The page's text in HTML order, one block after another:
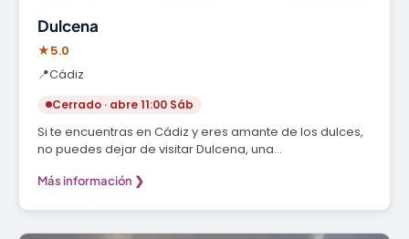
Dulcena
★5.0
📍Cádiz
Cerrado · abre 11:00 Sáb
Si te encuentras en Cádiz y eres amante de los dulces,
no puedes dejar de visitar Dulcena, una…
Más información ❯